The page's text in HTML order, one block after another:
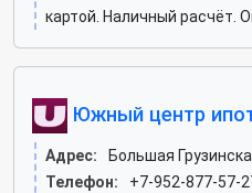
картой. Наличный расчёт.
Южный центр
Адрес:
Большая
Телефон:
+7-952-877-57-